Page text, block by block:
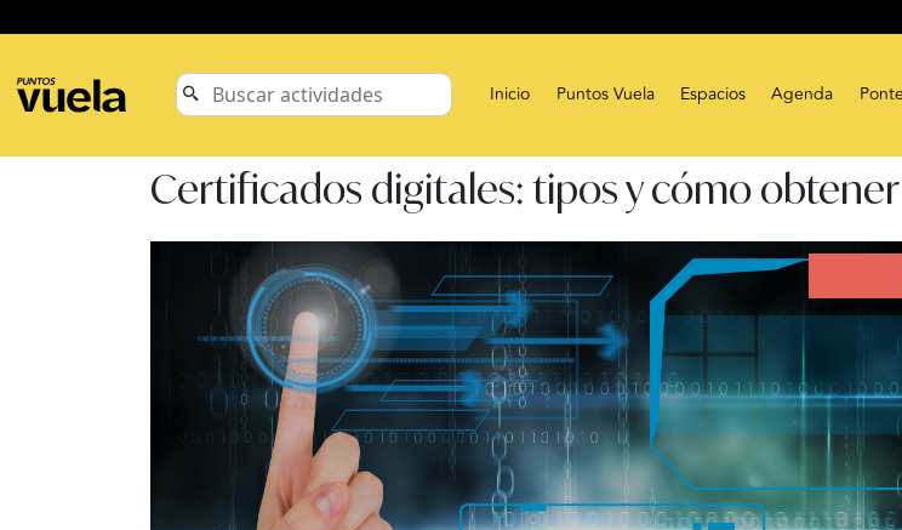
Inicio Puntos Vuela Espacios Agenda
Certificados digitales: tipos y cómo